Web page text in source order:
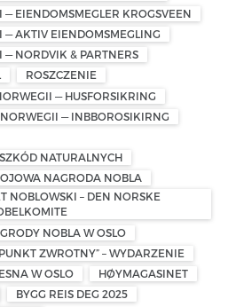
EIENDOMSMEGLER KROGSVEEN
— AKTIV EIENDOMSMEGLING
— NORDVIK & PARTNERS
ROSZCZENIE
— HUSFORSIKRING
— INBBOROSIKIRNG
NATURALNYCH
NAGRODA NOBLA
NOBLOWSKI – DEN NORSKE
NOBLA W OSLO
ZWROTNY” – WYDARZENIE
W OSLO
HØYMAGASINET
BYGG REIS DEG 2025